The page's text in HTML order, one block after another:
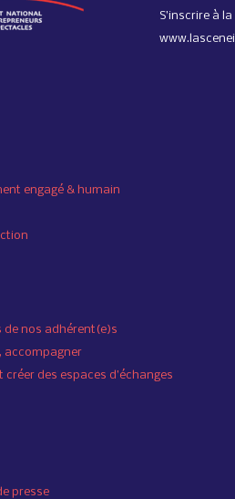
S’inscrire à la
engagé & humain
de nos adhérent(e)s
accompagner
des espaces d’échanges
presse